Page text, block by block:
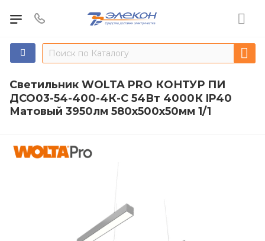
Светильник WOLTA PRO КОНТУР ПИ
ДСО03-54-400-4К-С 54Вт 4000К IP40
Матовый 3950лм 580х500х50мм 1/1